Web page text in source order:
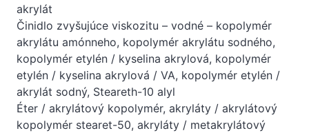
akrylát
Činidlo zvyšujúce viskozitu – vodné – kopolymér
akrylátu amónneho, kopolymér akrylátu sodného, ​​
kopolymér etylén / kyselina akrylová, kopolymér
etylén / kyselina akrylová / VA, kopolymér etylén /
akrylát sodný, Steareth-10 alyl
Éter / akrylátový kopolymér, akryláty / akrylátový
kopolymér stearet-50, akryláty / metakrylátový